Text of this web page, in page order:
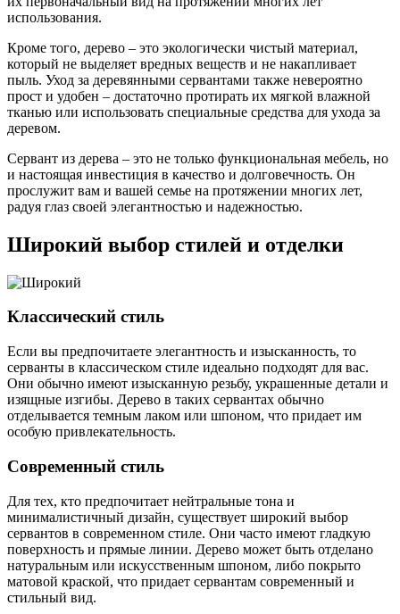
использования.
Кроме того, дерево – это экологически чистый материал,
который не выделяет вредных веществ и не накапливает
пыль. Уход за деревянными сервантами также невероятно
прост и удобен – достаточно протирать их мягкой влажной
тканью или использовать специальные средства для ухода за
деревом.
Сервант из дерева – это не только функциональная мебель, но
и настоящая инвестиция в качество и долговечность. Он
прослужит вам и вашей семье на протяжении многих лет,
радуя глаз своей элегантностью и надежностью.
Широкий выбор стилей и отделки
Классический стиль
Если вы предпочитаете элегантность и изысканность, то
серванты в классическом стиле идеально подходят для вас.
Они обычно имеют изысканную резьбу, украшенные детали и
изящные изгибы. Дерево в таких сервантах обычно
отделывается темным лаком или шпоном, что придает им
особую привлекательность.
Современный стиль
Для тех, кто предпочитает нейтральные тона и
минималистичный дизайн, существует широкий выбор
сервантов в современном стиле. Они часто имеют гладкую
поверхность и прямые линии. Дерево может быть отделано
натуральным или искусственным шпоном, либо покрыто
матовой краской, что придает сервантам современный и
стильный вид.